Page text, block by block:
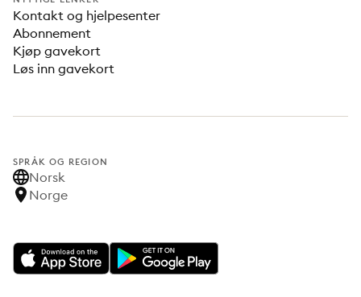
Kontakt og hjelpesenter
Abonnement
Kjøp gavekort
Løs inn gavekort
SPRÅK OG REGION
Norsk
Norge